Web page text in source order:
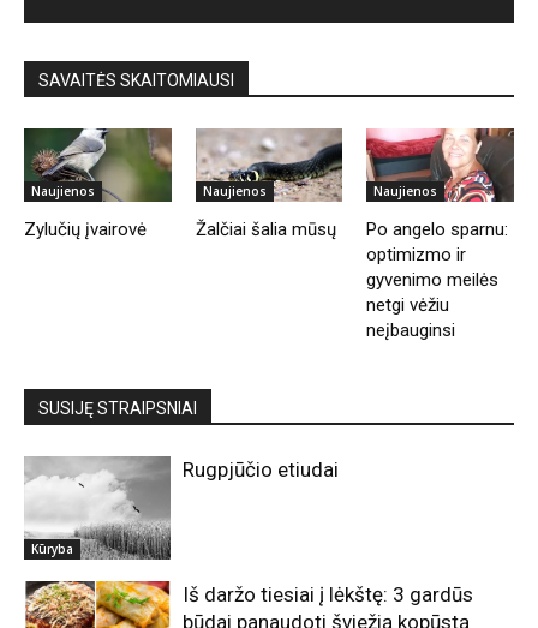
SAVAITĖS SKAITOMIAUSI
Naujienos
Zylučių įvairovė
Naujienos
Žalčiai šalia mūsų
Naujienos
Po angelo sparnu:
optimizmo ir
gyvenimo meilės
netgi vėžiu
neįbauginsi
SUSIJĘ STRAIPSNIAI
Kūryba
Rugpjūčio etiudai
Iš daržo tiesiai į lėkštę: 3 gardūs
būdai panaudoti šviežią kopūstą